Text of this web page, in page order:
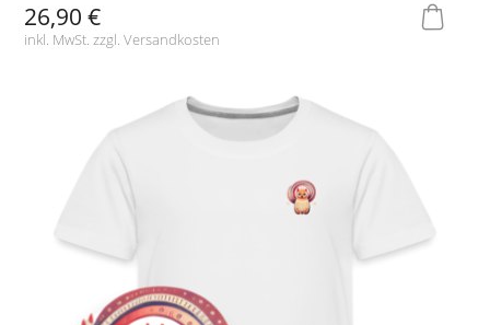
26,90 €
inkl. MwSt. zzgl.Versandkosten